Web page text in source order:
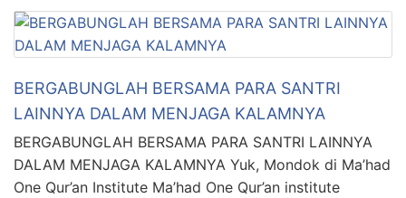
BERGABUNGLAH BERSAMA PARA SANTRI
LAINNYA DALAM MENJAGA KALAMNYA
BERGABUNGLAH BERSAMA PARA SANTRI LAINNYA
DALAM MENJAGA KALAMNYA Yuk, Mondok di Ma’had
One Qur’an Institute Ma’had One Qur’an institute